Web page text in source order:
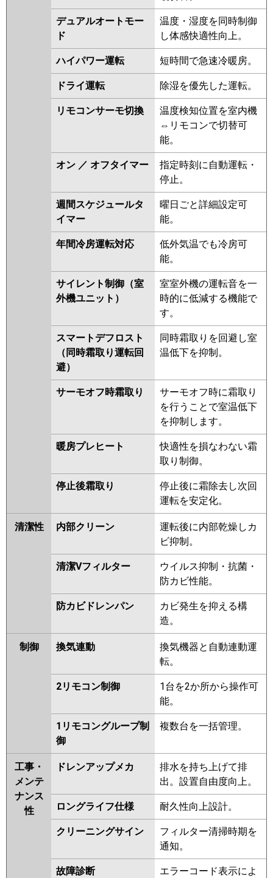
HRMP140G3 PDZ-ERMP140G3
PDZ-HRMP140G2
PDZ-
PDZ-HRMP140GZ
PDZ-ERMP140GZ PDZ-
HRMP140GY
PDZ-ERMP140GY
PDZ-ERMP140GW PDZ-
ERMP140GV PDZ-ERMP140GR
RCB-GP140RHN4 RCB-
GP140RSH11 RCB-GP140RHN3
RCB-GP140RSH9 RCB-
GP140RHN2
RCB-GP140RSH8
RCB-GP140RHN1
GP140RSH7
RCB-GP140RSH6
RCB-GP140RHN RCB-GP140RSH5
RCB-AP140HN11
GP140RSH4
RCB-GP140RSH3
FDRK1405H5SA-ca
FDRK1405H5SA-sil
FDRV1405HA5SA-ca
FDRV1405HA5SA-sil
FDRK1405H5S-ca FDRK1405H5S-
sil FDRV1405HA5S-ca
FDRV1405HA5S-sil
FDRV1405HA5S-silent
PA-P140F7KNB PA-P140F7KB
PA-P140F7HB PA-P140F7HNB
PA-P140F7K PA-P140F7KN PA-
P140F7H
PA-P140F7HN PA-
PA-P140F6KB
P140F6HB
PA-P140F6HNB PA-
PA-P140F6K PA-
P140F6H PA-P140F6HN
デュアルオートモー
ド
温度・湿度を同時制御
し体感快適性向上。
ハイパワー運転 短時間で急速冷暖房。
ドライ運転 除湿を優先した運転。
リモコンサーモ切換
温度検知位置を室内機
⇔リモコンで切替可
能。
オン ／ オフタイマー
指定時刻に自動運転・
停止。
週間スケジュールタ
イマー
曜日ごと詳細設定可
能。
年間冷房運転対応
低外気温でも冷房可
能。
サイレント制御（室
外機ユニット）
室室外機の運転音を一
時的に低減する機能で
す。
スマートデフロスト
（同時霜取り運転回
避）
同時霜取りを回避し室
温低下を抑制。
サーモオフ時霜取り
サーモオフ時に霜取り
を行うことで室温低下
を抑制します。
暖房プレヒート
快適性を損なわない霜
取り制御。
停止後霜取り
停止後に霜除去し次回
運転を安定化。
清潔性 内部クリーン
運転後に内部乾燥しカ
ビ抑制。
清潔Vフィルター
ウイルス抑制・抗菌・
防カビ性能。
防カビドレンパン
カビ発生を抑える構
造。
制御 換気連動
換気機器と自動連動運
転。
2リモコン制御
1台を2か所から操作可
能。
1リモコングループ制
御
複数台を一括管理。
工事・
メンテ
ナンス
性
ドレンアップメカ
排水を持ち上げて排
出。設置自由度向上。
ロングライフ仕様 耐久性向上設計。
クリーニングサイン
フィルター清掃時期を
通知。
故障診断
エラーコード表示によ